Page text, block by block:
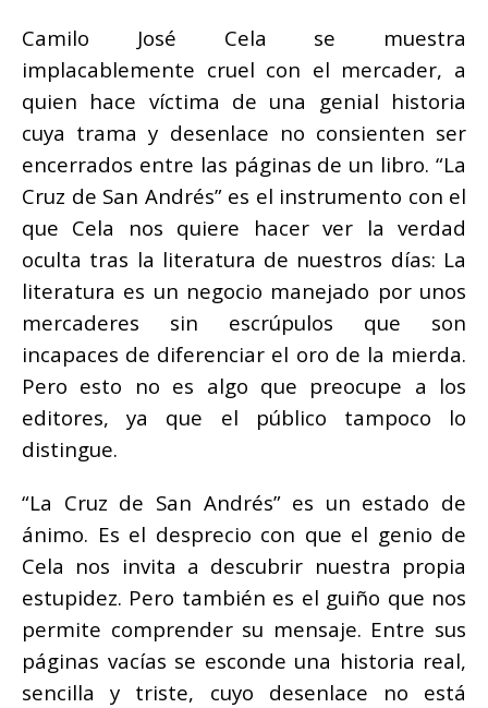
Camilo José Cela se muestra
implacablemente cruel con el mercader, a
quien hace víctima de una genial historia
cuya trama y desenlace no consienten ser
encerrados entre las páginas de un libro. “La
Cruz de San Andrés” es el instrumento con el
que Cela nos quiere hacer ver la verdad
oculta tras la literatura de nuestros días: La
literatura es un negocio manejado por unos
mercaderes sin escrúpulos que son
incapaces de diferenciar el oro de la mierda.
Pero esto no es algo que preocupe a los
editores, ya que el público tampoco lo
distingue.
“La Cruz de San Andrés” es un estado de
ánimo. Es el desprecio con que el genio de
Cela nos invita a descubrir nuestra propia
estupidez. Pero también es el guiño que nos
permite comprender su mensaje. Entre sus
páginas vacías se esconde una historia real,
sencilla y triste, cuyo desenlace no está